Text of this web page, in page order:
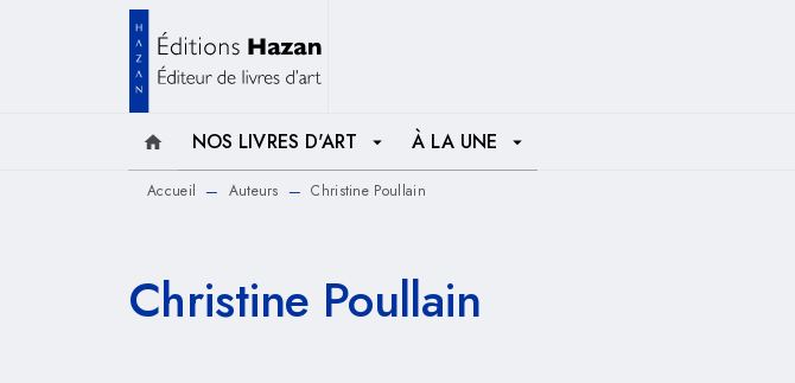
MENU RECHERCHE
home NOS LIVRES D'ART arrow_drop_down À LA UNE arrow_drop_down
Accueil — Auteurs — Christine Poullain
Christine Poullain